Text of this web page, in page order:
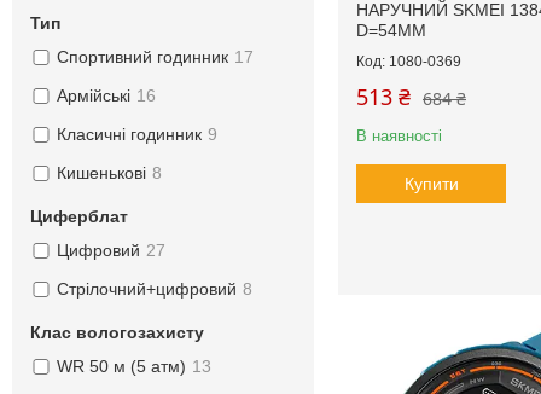
НАРУЧНИЙ SKMEI
D=54MM
1080-0369
684 ₴
513 ₴
В наявності
Купити
Тип
Спортивний годинник 17
Армійські 16
Класичні годинник 9
Кишенькові 8
Циферблат
Цифровий 27
Стрілочний+цифровий 8
Клас вологозахисту
WR 50 м (5 атм) 13